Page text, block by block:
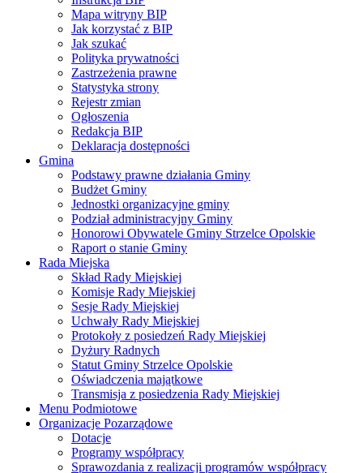
Mapa witryny BIP
Jak korzystać z BIP
Jak szukać
Polityka prywatności
Zastrzeżenia prawne
Statystyka strony
Rejestr zmian
Ogłoszenia
Redakcja BIP
Deklaracja dostępności
Gmina
Podstawy prawne działania Gminy
Budżet Gminy
Jednostki organizacyjne gminy
Podział administracyjny Gminy
Honorowi Obywatele Gminy Strzelce Opolskie
Raport o stanie Gminy
Rada Miejska
Skład Rady Miejskiej
Komisje Rady Miejskiej
Sesje Rady Miejskiej
Uchwały Rady Miejskiej
Protokoły z posiedzeń Rady Miejskiej
Dyżury Radnych
Statut Gminy Strzelce Opolskie
Oświadczenia majątkowe
Transmisja z posiedzenia Rady Miejskiej
Menu Podmiotowe
Organizacje Pozarządowe
Dotacje
Programy współpracy
Sprawozdania z realizacji programów współpracy